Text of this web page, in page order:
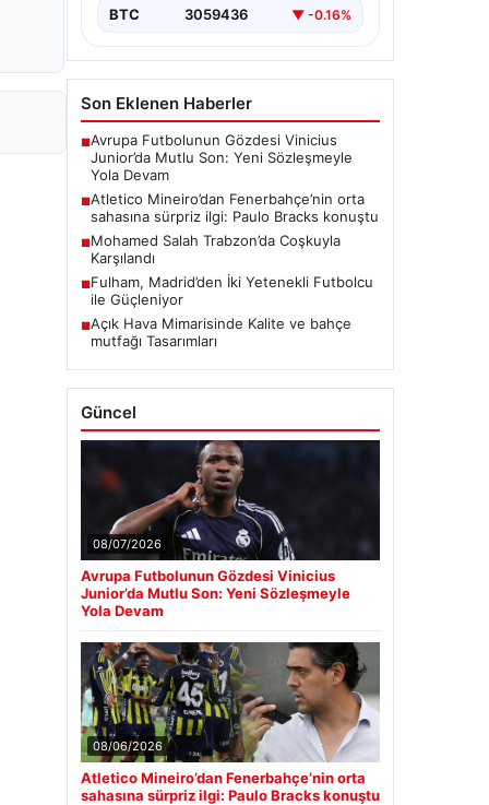
BTC 3059436 ▼ -0.16%
Son Eklenen Haberler
■Avrupa Futbolunun Gözdesi Vinicius
Junior’da Mutlu Son: Yeni Sözleşmeyle
Yola Devam
■Atletico Mineiro’dan Fenerbahçe’nin orta
sahasına sürpriz ilgi: Paulo Bracks konuştu
■Mohamed Salah Trabzon’da Coşkuyla
Karşılandı
■Fulham, Madrid’den İki Yetenekli Futbolcu
ile Güçleniyor
■Açık Hava Mimarisinde Kalite ve bahçe
mutfağı Tasarımları
Güncel
08/07/2026
Avrupa Futbolunun Gözdesi Vinicius
Junior’da Mutlu Son: Yeni Sözleşmeyle
Yola Devam
08/06/2026
Atletico Mineiro’dan Fenerbahçe’nin orta
sahasına sürpriz ilgi: Paulo Bracks konuştu